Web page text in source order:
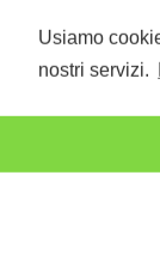
Usiamo
nostri servizi.
Per la